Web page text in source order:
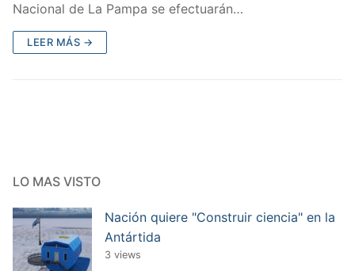
Nacional de La Pampa se efectuarán…
LEER MÁS →
LO MAS VISTO
Nación quiere "Construir ciencia" en la
Antártida
3 views